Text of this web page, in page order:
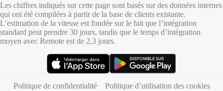
Les chiffres indiqués sur cette page sont basés sur des données internes
qui ont été compilées à partir de la base de clients existante.
L’estimation de la vitesse est fondée sur le fait que l’intégration
standard peut prendre 30 jours, tandis que le temps d’intégration
moyen avec Remote est de 2,3 jours.
Politique de confidentialité
Politique d’utilisation des cookies